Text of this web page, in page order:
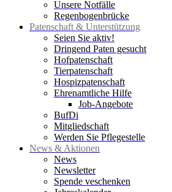
Unsere Notfälle
Regenbogenbrücke
Patenschaft & Unterstützung
Seien Sie aktiv!
Dringend Paten gesucht
Hofpatenschaft
Tierpatenschaft
Hospizpatenschaft
Ehrenamtliche Hilfe
Job-Angebote
BufDi
Mitgliedschaft
Werden Sie Pflegestelle
News & Aktionen
News
Newsletter
Spende veschenken